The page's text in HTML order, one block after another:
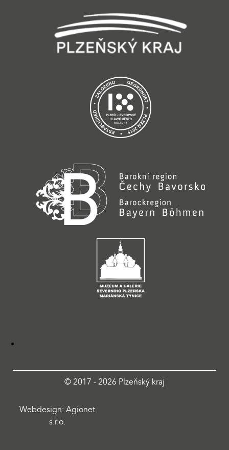
© 2017 - 2026 Plzeňský kraj
Webdesign: Agionet
s.r.o.